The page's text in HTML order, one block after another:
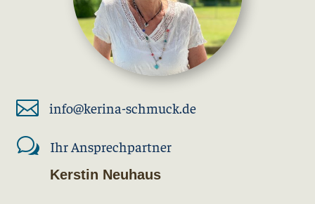
 info@kerina-schmuck.de
w Ihr Ansprechpartner
Kerstin Neuhaus